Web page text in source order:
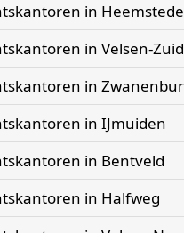
in Heemstede
in Velsen-Zuid
in
in IJmuiden
in Bentveld
in Halfweg